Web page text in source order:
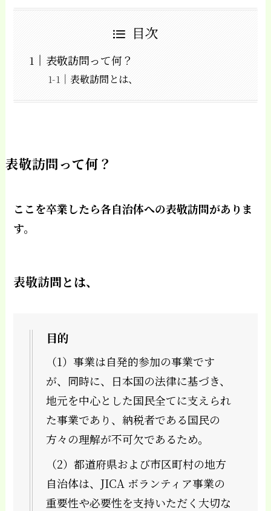
目次
表敬訪問って何？
表敬訪問とは、
表敬訪問って何？
ここを卒業したら各自治体への表敬訪問がありま
す。
表敬訪問とは、
目的
（1）事業は自発的参加の事業です
が、同時に、日本国の法律に基づき、
地元を中心とした国民全てに支えられ
た事業であり、納税者である国民の
方々の理解が不可欠であるため。
（2）都道府県および市区町村の地方
自治体は、JICA ボランティア事業の
重要性や必要性を支持いただく大切な